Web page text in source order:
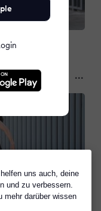
uns auch, deine
und zu verbessern.
mehr darüber wissen